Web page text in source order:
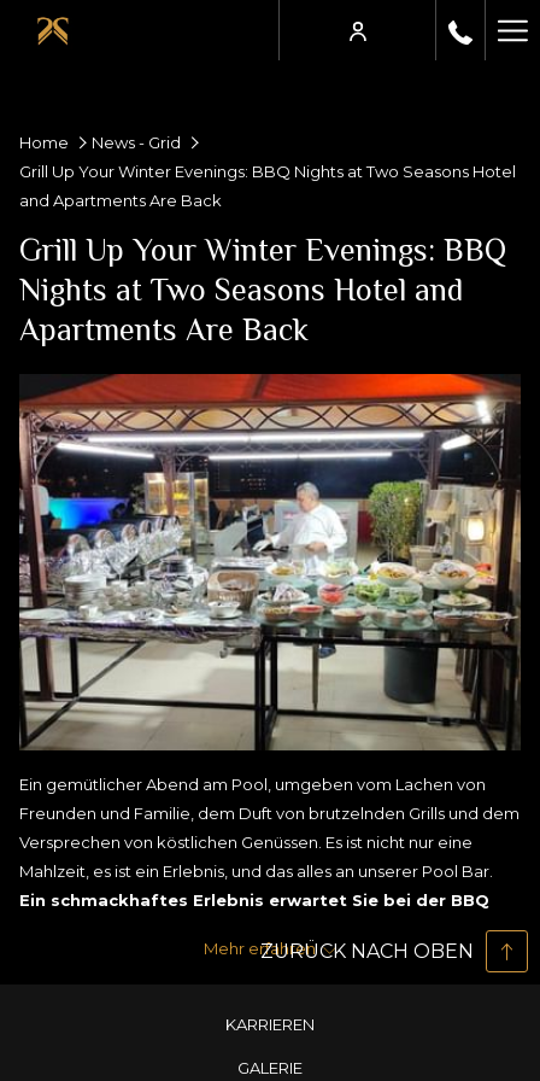
Home
News - Grid
Grill Up Your Winter Evenings: BBQ Nights at Two Seasons Hotel
and Apartments Are Back
Grill Up Your Winter Evenings: BBQ
Nights at Two Seasons Hotel and
Apartments Are Back
Ein gemütlicher Abend am Pool, umgeben vom Lachen von
Freunden und Familie, dem Duft von brutzelnden Grills und dem
Versprechen von köstlichen Genüssen. Es ist nicht nur eine
Mahlzeit, es ist ein Erlebnis, und das alles an unserer Pool Bar.
Ein schmackhaftes Erlebnis erwartet Sie bei der BBQ
Wenn Sie am Pool sitzen, umgeben vom gemütlichen
Sie an diesem besten Ort für Barbecue in Dubai in ein globales
Von rauchigen Barbecues, die an die amerikanischen
Mehr erfahrenZURÜCK NACH OBEN
KARRIEREN
GALERIE